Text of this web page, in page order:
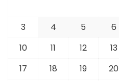
3
4 5 6
10
11 12 13
17
18 19 20